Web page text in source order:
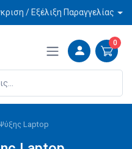
/ Εξέλιξη Παραγγελίας
0
Laptop